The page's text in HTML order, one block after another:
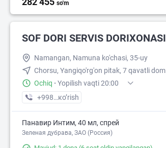
so'm
SOF DORI SERVIS DORIXONASI
Namangan, Namuna ko'chasi, 35-uy
Chorsu, Yangiqo'rg'on pitak, 7 qavatli dom
Ochiq · Yopilish vaqti 20:00
+998 (91) XXX-XX-XX
кo’rish
Панавир Интим, 40 мл, спрей
Зеленая дубрава, ЗАО (Россия)